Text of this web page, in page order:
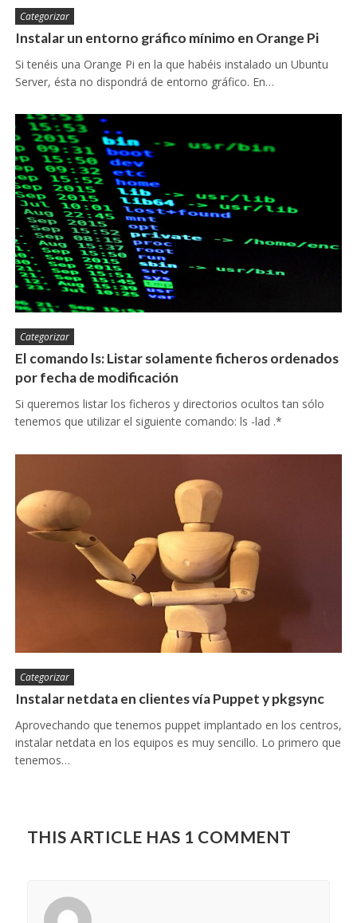
Categorizar
Instalar un entorno gráfico mínimo en Orange Pi
Si tenéis una Orange Pi en la que habéis instalado un Ubuntu
Server, ésta no dispondrá de entorno gráfico. En…
Categorizar
El comando ls: Listar solamente ficheros ordenados
por fecha de modificación
Si queremos listar los ficheros y directorios ocultos tan sólo
tenemos que utilizar el siguiente comando: ls -lad .*
Categorizar
Instalar netdata en clientes vía Puppet y pkgsync
Aprovechando que tenemos puppet implantado en los centros,
instalar netdata en los equipos es muy sencillo. Lo primero que
tenemos…
THIS ARTICLE HAS 1 COMMENT